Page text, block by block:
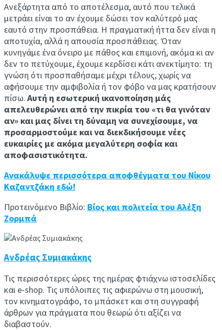
Ανεξάρτητα από το αποτέλεσμα, αυτό που τελικά
μετράει είναι το αν έχουμε δώσει τον καλύτερό μας
εαυτό στην προσπάθεια. Η πραγματική ήττα δεν είναι η
αποτυχία, αλλά η απουσία προσπάθειας. Όταν
κυνηγάμε ένα όνειρο με πάθος και επιμονή, ακόμα κι αν
δεν το πετύχουμε, έχουμε κερδίσει κάτι ανεκτίμητο: τη
γνώση ότι προσπαθήσαμε μέχρι τέλους, χωρίς να
αφήσουμε την αμφιβολία ή τον φόβο να μας κρατήσουν
πίσω. Αυτή η εσωτερική ικανοποίηση μάς
απελευθερώνει από την πικρία του «τι θα γινόταν
αν» και μας δίνει τη δύναμη να συνεχίσουμε, να
προσαρμοστούμε και να διεκδικήσουμε νέες
ευκαιρίες με ακόμα μεγαλύτερη σοφία και
αποφασιστικότητα.
Ανακάλυψε περισσότερα αποφθέγματα του Νίκου
Καζαντζάκη εδώ!
Προτεινόμενο Βιβλίο: Βίος και πολιτεία του Αλέξη
Ζορμπά
Ανδρέας Συμιακάκης
Τις περισσότερες ώρες της ημέρας φτιάχνω ιστοσελίδες
και e-shop. Τις υπόλοιπες τις αφιερώνω στη μουσική,
τον κινηματογράφο, το μπάσκετ και στη συγγραφή
άρθρων για πράγματα που θεωρώ ότι αξίζει να
διαβαστούν.